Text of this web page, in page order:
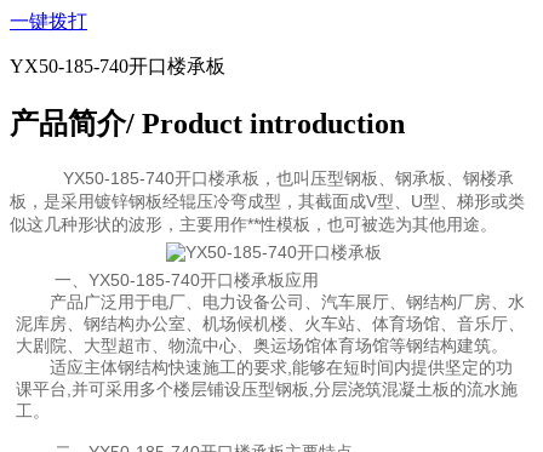
一键拨打
YX50-185-740开口楼承板
产品简介/ Product introduction
YX50-185-740开口楼承板，也叫压型钢板、钢承板、钢楼承
板，是采用镀锌钢板经辊压冷弯成型，其截面成V型、U型、梯形或类
似这几种形状的波形，主要用作**性模板，也可被选为其他用途。
一、YX50-185-740开口楼承板应用
产品广泛用于电厂、电力设备公司、汽车展厅、钢结构厂房、水
泥库房、钢结构办公室、机场候机楼、火车站、体育场馆、音乐厅、
大剧院、大型超市、物流中心、奥运场馆体育场馆等钢结构建筑。
适应主体钢结构快速施工的要求,能够在短时间内提供坚定的功
课平台,并可采用多个楼层铺设压型钢板,分层浇筑混凝土板的流水施
工。